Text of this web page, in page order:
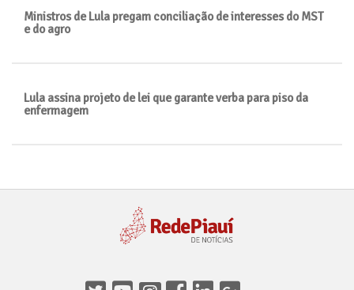
Ministros de Lula pregam conciliação de interesses do MST
e do agro
Lula assina projeto de lei que garante verba para piso da
enfermagem